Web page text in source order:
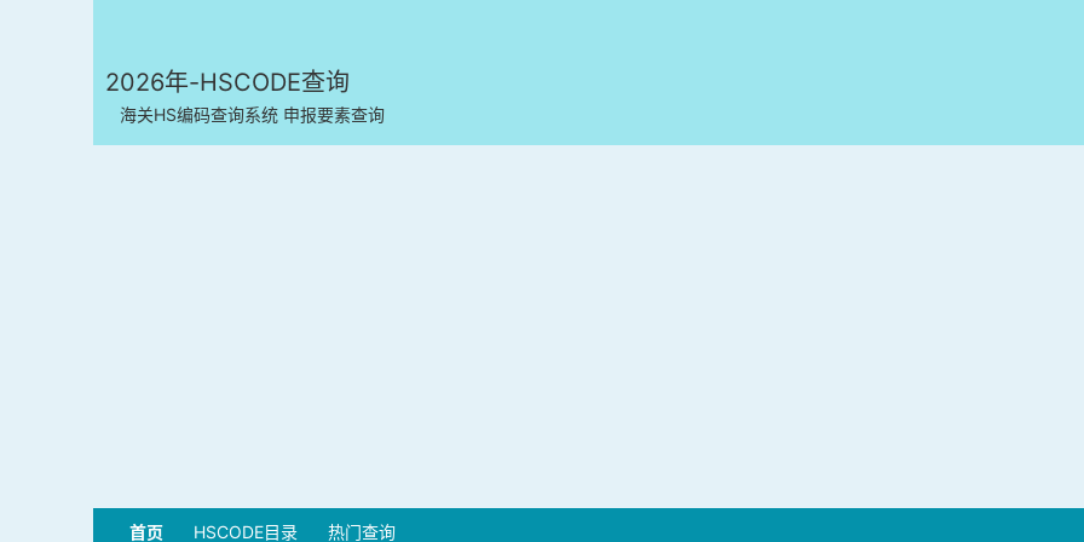
2026年-HSCODE查询
海关HS编码查询系统 申报要素查询
首页 HSCODE目录 热门查询